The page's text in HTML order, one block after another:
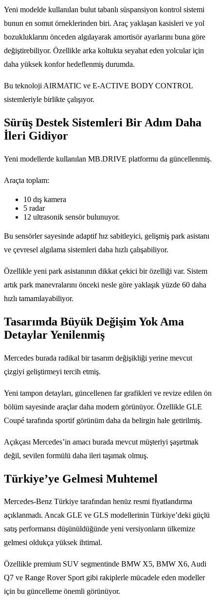
Yeni modelde kullanılan bulut tabanlı süspansiyon kontrol sistemi
bunun en somut örneklerinden biri. Araç yaklaşan kasisleri ve yol
bozukluklarını önceden algılayarak amortisör ayarlarını buna göre
değiştirebiliyor. Özellikle arka koltukta seyahat eden yolcular için
daha yüksek konfor hedeflenmiş durumda.
Bu teknoloji AIRMATIC ve E-ACTIVE BODY CONTROL
sistemleriyle birlikte çalışıyor.
Sürüş Destek Sistemleri Bir Adım Daha
İleri Gidiyor
Yeni modellerde kullanılan MB.DRIVE platformu da güncellenmiş.
Araçta toplam:
10 dış kamera
5 radar
12 ultrasonik sensör bulunuyor.
Bu sensörler sayesinde adaptif hız sabitleyici, gelişmiş park asistanı
ve çevresel algılama sistemleri daha hızlı çalışabiliyor.
Özellikle yeni park asistanının dikkat çekici bir özelliği var. Sistem
artık park manevralarını önceki nesle göre yaklaşık yüzde 60 daha
hızlı tamamlayabiliyor.
Tasarımda Büyük Değişim Yok Ama
Detaylar Yenilenmiş
Mercedes burada radikal bir tasarım değişikliği yerine mevcut
çizgiyi geliştirmeyi tercih etmiş.
Yeni tampon detayları, güncellenen far grafikleri ve revize edilen ön
bölüm sayesinde araçlar daha modern görünüyor. Özellikle GLE
Coupé tarafında sportif görünüm daha da belirgin hale getirilmiş.
Açıkçası Mercedes’in amacı burada mevcut müşteriyi şaşırtmak
değil, sevilen formülü daha ileri taşımak olmuş.
Türkiye’ye Gelmesi Muhtemel
Mercedes-Benz Türkiye tarafından henüz resmi fiyatlandırma
açıklanmadı. Ancak GLE ve GLS modellerinin Türkiye’deki güçlü
satış performansı düşünüldüğünde yeni versiyonların ülkemize
gelmesi oldukça yüksek ihtimal.
Özellikle premium SUV segmentinde BMW X5, BMW X6, Audi
Q7 ve Range Rover Sport gibi rakiplerle mücadele eden modeller
için bu güncelleme önemli görünüyor.